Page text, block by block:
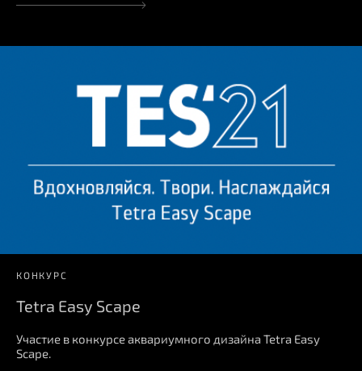
КОНКУРС
Tetra Easy Scape
Участие в конкурсе аквариумного дизайна Tetra Easy
Scape.